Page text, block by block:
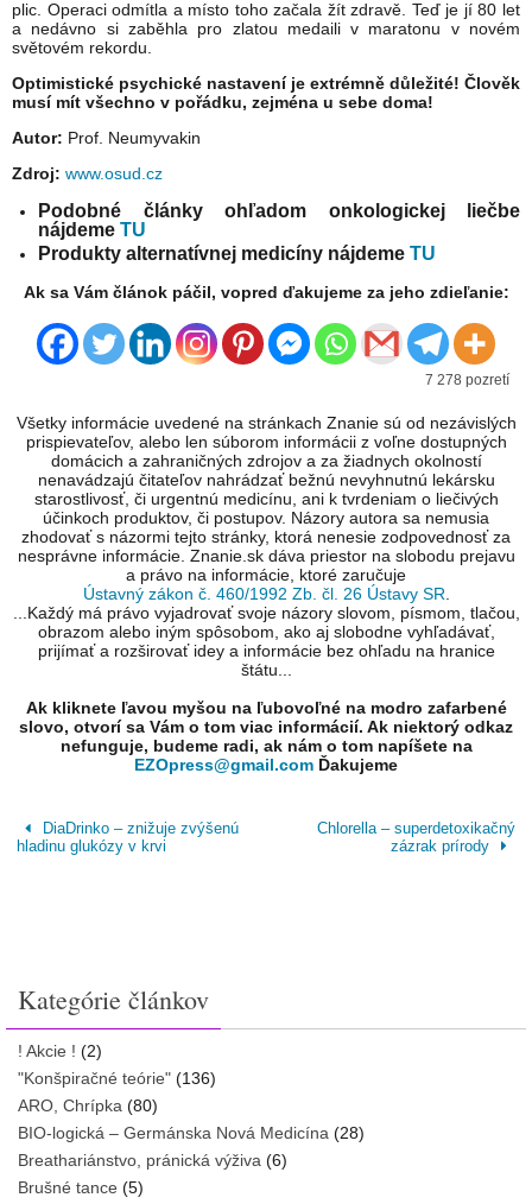
plic. Operaci odmítla a místo toho začala žít zdravě. Teď je jí 80 let
a nedávno si zaběhla pro zlatou medaili v maratonu v novém
světovém rekordu.
Optimistické psychické nastavení je extrémně důležité! Člověk
musí mít všechno v pořádku, zejména u sebe doma!
Autor: Prof. Neumyvakin
Zdroj: www.osud.cz
Podobné články ohľadom onkologickej liečbe
nájdemeTU
Produkty alternatívnej medicíny nájdemeTU
Ak sa Vám článok páčil, vopred ďakujeme za jeho zdieľanie:
7 278 pozretí
Všetky informácie uvedené na stránkach Znanie sú od nezávislých
prispievateľov, alebo len súborom informácii z voľne dostupných
domácich a zahraničných zdrojov a za žiadnych okolností
nenavádzajú čitateľov nahrádzať bežnú nevyhnutnú lekársku
starostlivosť, či urgentnú medicínu, ani k tvrdeniam o liečivých
účinkoch produktov, či postupov. Názory autora sa nemusia
zhodovať s názormi tejto stránky, ktorá nenesie zodpovednosť za
nesprávne informácie. Znanie.sk dáva priestor na slobodu prejavu
a právo na informácie, ktoré zaručuje
Ústavný zákon č. 460/1992 Zb. čl. 26 Ústavy SR
...Každý má právo vyjadrovať svoje názory slovom, písmom, tlačou,
obrazom alebo iným spôsobom, ako aj slobodne vyhľadávať,
prijímať a rozširovať idey a informácie bez ohľadu na hranice
štátu...
Ak kliknete ľavou myšou na ľubovoľné na modro zafarbené
slovo, otvorí sa Vám o tom viac informácií. Ak niektorý odkaz
nefunguje, budeme radi, ak nám o tom napíšete na
EZOpress@gmail.com Ďakujeme
DiaDrinko – znižuje zvýšenú
hladinu glukózy v krvi
Chlorella – superdetoxikačný
zázrak prírody
Kategórie článkov
! Akcie ! (2)
"Konšpiračné teórie" (136)
ARO, Chrípka (80)
BIO-logická – Germánska Nová Medicína (28)
Breathariánstvo, pránická výživa (6)
Brušné tance (5)